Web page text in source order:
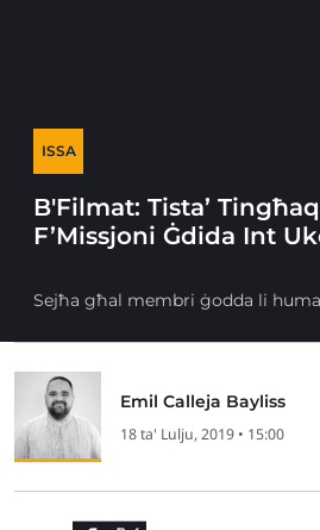
ISSA
B'Filmat: Tista’
F’Missjoni Ġdida Int
Sejħa għal membri ġodda li
Emil Calleja Bayliss
18 ta' Lulju, 2019 • 15:00